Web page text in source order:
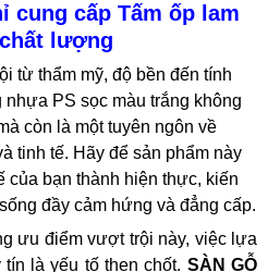
cung cấp Tấm ốp lam
lượng
từ thẩm mỹ, độ bền đến tính
PS sọc màu trắng không
còn là một tuyên ngôn về
tinh tế. Hãy để sản phẩm này
của bạn thành hiện thực, kiến
đầy cảm hứng và đẳng cấp.
ưu điểm vượt trội này, việc lựa
là yếu tố then chốt. SÀN GỖ